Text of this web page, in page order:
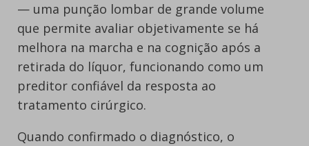
— uma punção lombar de grande volume
que permite avaliar objetivamente se há
melhora na marcha e na cognição após a
retirada do líquor, funcionando como um
preditor confiável da resposta ao
tratamento cirúrgico.
Quando confirmado o diagnóstico, o